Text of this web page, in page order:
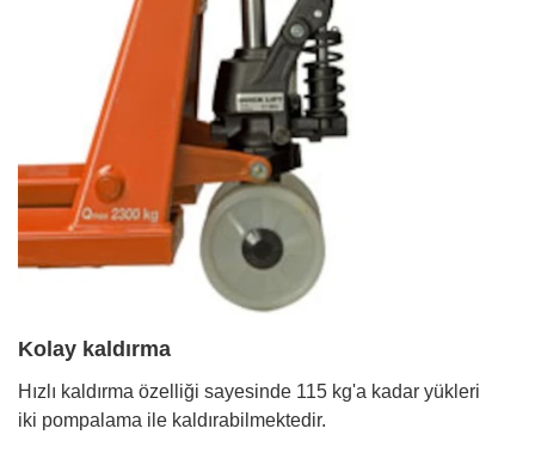
Kolay kaldırma
Hızlı kaldırma özelliği sayesinde 115 kg'a kadar yükleri
iki pompalama ile kaldırabilmektedir.